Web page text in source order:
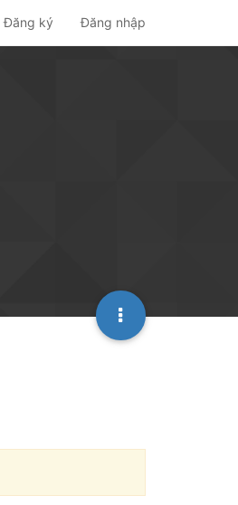
Đăng ký Đăng nhập